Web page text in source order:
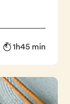
1h45 min